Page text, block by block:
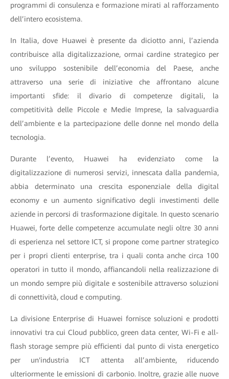
programmi di consulenza e formazione mirati al rafforzamento
dell’intero ecosistema.
In Italia, dove Huawei è presente da diciotto anni, l’azienda
contribuisce alla digitalizzazione, ormai cardine strategico per
uno sviluppo sostenibile dell’economia del Paese, anche
attraverso una serie di iniziative che affrontano alcune
importanti sfide: il divario di competenze digitali, la
competitività delle Piccole e Medie Imprese, la salvaguardia
dell’ambiente e la partecipazione delle donne nel mondo della
tecnologia.
Durante l’evento, Huawei ha evidenziato come la
digitalizzazione di numerosi servizi, innescata dalla pandemia,
abbia determinato una crescita esponenziale della digital
economy e un aumento significativo degli investimenti delle
aziende in percorsi di trasformazione digitale. In questo scenario
Huawei, forte delle competenze accumulate negli oltre 30 anni
di esperienza nel settore ICT, si propone come partner strategico
per i propri clienti enterprise, tra i quali conta anche circa 100
operatori in tutto il mondo, affiancandoli nella realizzazione di
un mondo sempre più digitale e sostenibile attraverso soluzioni
di connettività, cloud e computing.
La divisione Enterprise di Huawei fornisce soluzioni e prodotti
innovativi tra cui Cloud pubblico, green data center, Wi-Fi e all-
flash storage sempre più efficienti dal punto di vista energetico
per un'industria ICT attenta all’ambiente, riducendo
ulteriormente le emissioni di carbonio. Inoltre, grazie alle nuove